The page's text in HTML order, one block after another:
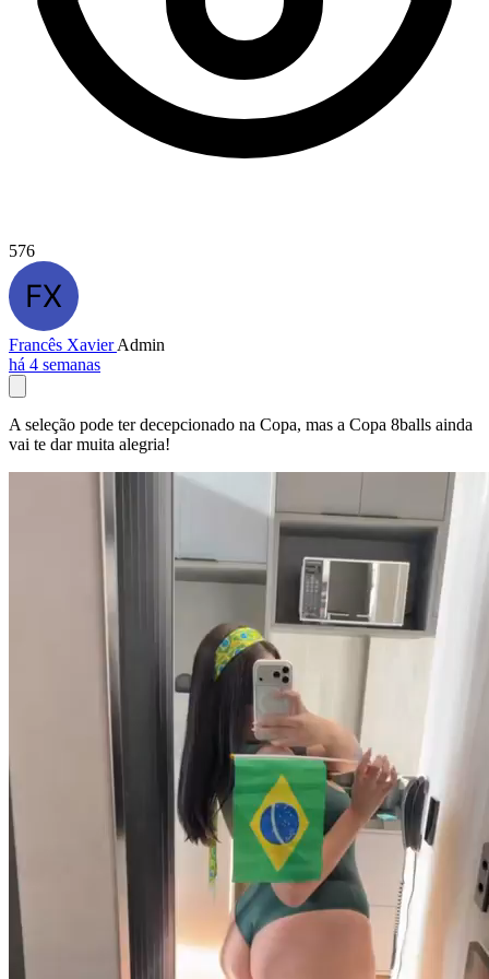
576
Francês XavierAdmin
há 4 semanas
A seleção pode ter decepcionado na Copa, mas a Copa 8balls ainda
vai te dar muita alegria!